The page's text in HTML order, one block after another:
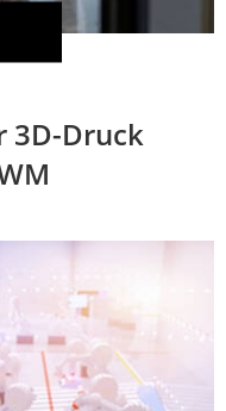
3D-Druck